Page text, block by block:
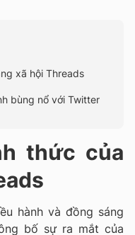
xã hội Threads
bùng nổ với Twitter
thức của
hành và đồng sáng
bố sự ra mắt của